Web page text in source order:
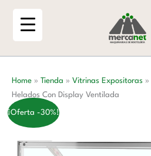
Home » Tienda » Vitrinas Expositoras »
Helados Con Display Ventilada
¡Oferta -30%!
Con
Display
Ventilada